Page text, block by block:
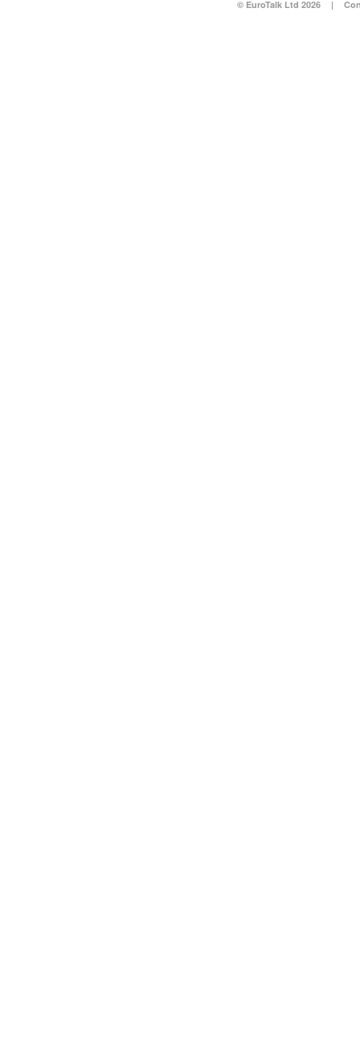
© EuroTalk Ltd 2026 |